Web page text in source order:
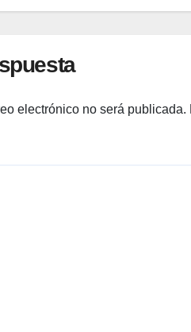
electrónico no será publicada.